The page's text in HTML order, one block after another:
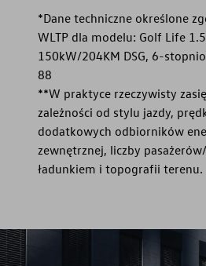
*Dane techniczne określone
WLTP dla modelu: Golf Life
150kW/204KM DSG, 6-
88
**W praktyce rzeczywisty
zależności od stylu jazdy,
dodatkowych odbiorników
zewnętrznej, liczby
ładunkiem i topografii terenu.